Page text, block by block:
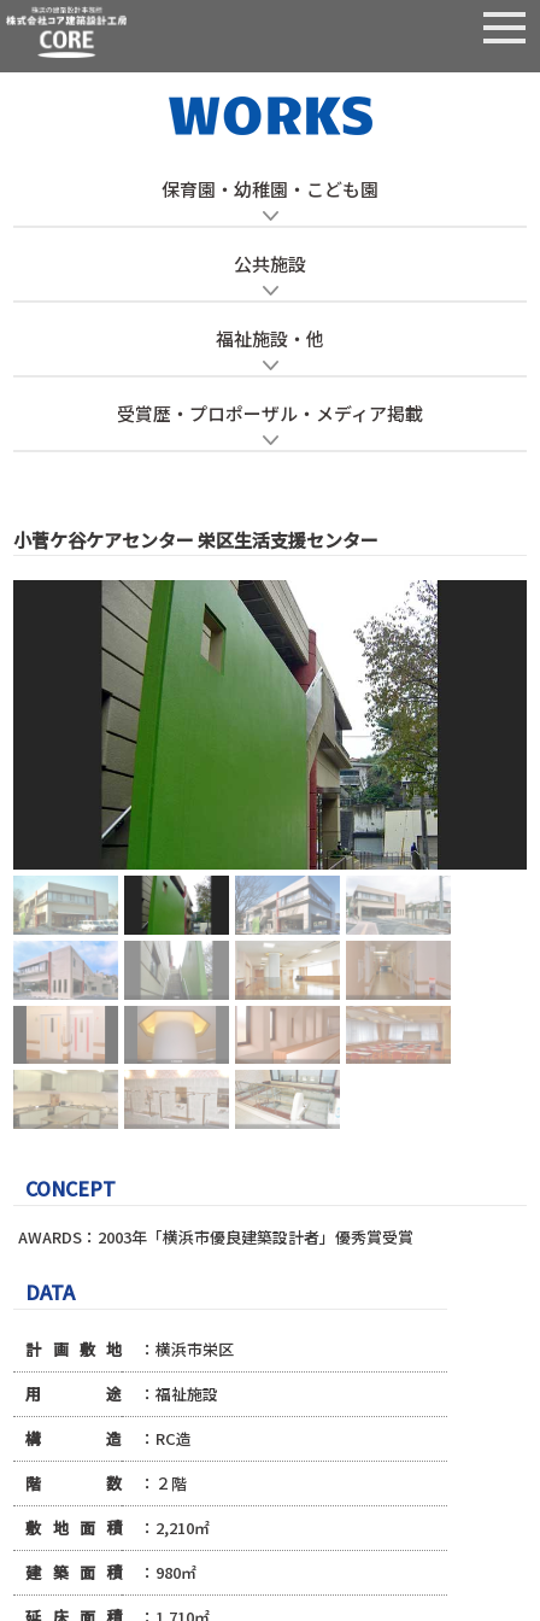
保育園・幼稚園・こども園
公共施設
福祉施設・他
受賞歴・プロポーザル・メディア掲載
小菅ケ谷ケアセンター 栄区生活支援センター
CONCEPT
AWARDS：2003年「横浜市優良建築設計者」優秀賞受賞
DATA
計画敷地
：横浜市栄区
用途
：福祉施設
構造
：RC造
階数
：２階
敷地面積
：2,210㎡
建築面積
：980㎡